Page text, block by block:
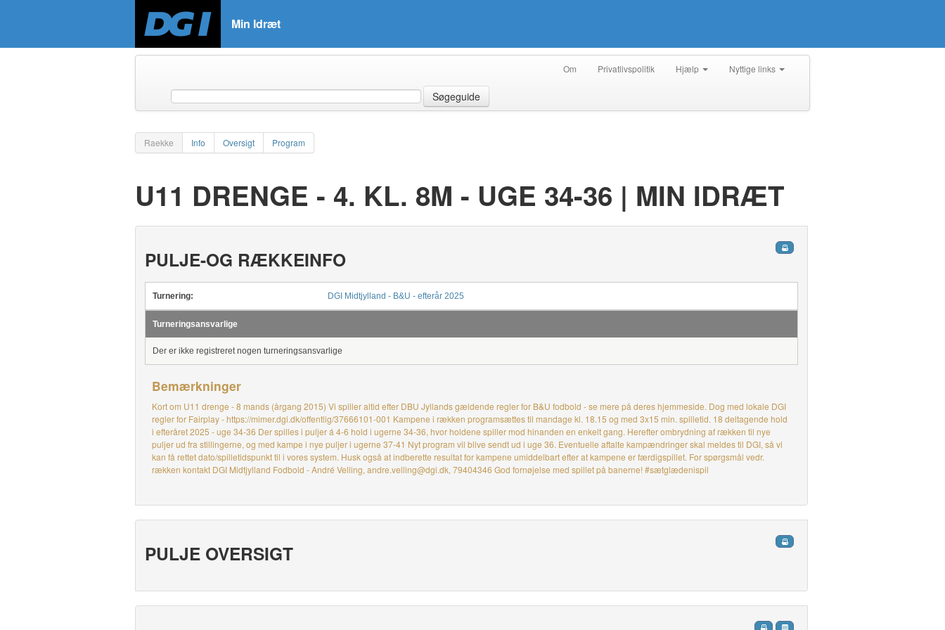
Min Idræt
Om Privatlivspolitik Hjælp Nyttige links
Søgeguide
Raekke Info Oversigt Program
U11 DRENGE - 4. KL. 8M - UGE 34-36 | MIN IDRÆT
PULJE-OG RÆKKEINFO
Turnering: DGI Midtjylland - B&U - efterår 2025
Turneringsansvarlige
Der er ikke registreret nogen turneringsansvarlige
Bemærkninger
Kort om U11 drenge - 8 mands (årgang 2015) Vi spiller altid efter DBU Jyllands gældende regler for B&U fodbold - se mere på deres hjemmeside. Dog med lokale DGI
regler for Fairplay - https://mimer.dgi.dk/offentlig/37666101-001 Kampene i rækken programsættes til mandage kl. 18.15 og med 3x15 min. spilletid. 18 deltagende hold
i efteråret 2025 - uge 34-36 Der spilles i puljer á 4-6 hold i ugerne 34-36, hvor holdene spiller mod hinanden en enkelt gang. Herefter ombrydning af rækken til nye
puljer ud fra stillingerne, og med kampe i nye puljer i ugerne 37-41 Nyt program vil blive sendt ud i uge 36. Eventuelle aftalte kampændringer skal meldes til DGI, så vi
kan få rettet dato/spilletidspunkt til i vores system. Husk også at indberette resultat for kampene umiddelbart efter at kampene er færdigspillet. For spørgsmål vedr.
rækken kontakt DGI Midtjylland Fodbold - André Velling, andre.velling@dgi.dk, 79404346 God fornøjelse med spillet på banerne! #sætglædenispil
PULJE OVERSIGT